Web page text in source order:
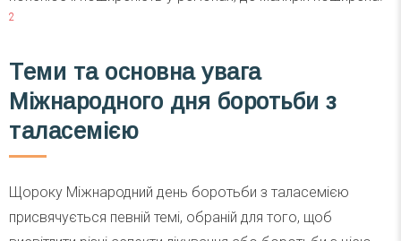
2
Теми та основна увага
Міжнародного дня боротьби з
таласемією
Щороку Міжнародний день боротьби з таласемією
присвячується певній темі, обраній для того, щоб